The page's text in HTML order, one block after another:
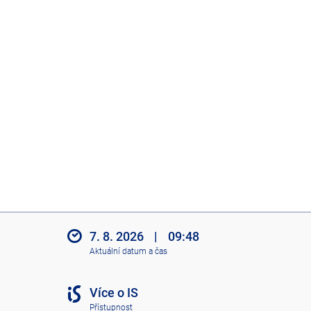
7. 8. 2026 | 09:48
Aktuální datum a čas
Více o IS
Přístupnost